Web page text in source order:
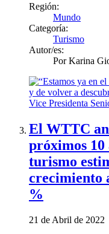
Región:
Mundo
Categoría:
Turismo
Autor/es:
Por Karina
El WTTC
próximos 10
turismo
crecimiento
%
21 de Abril de 2022